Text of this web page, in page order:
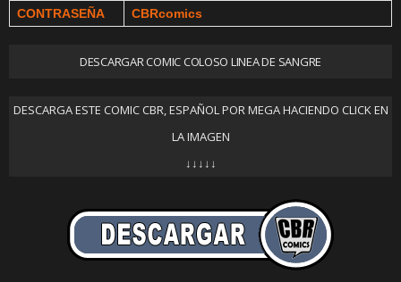
CONTRASEÑA
CBRcomics
DESCARGAR COMIC COLOSO LINEA DE SANGRE
DESCARGA ESTE COMIC CBR, ESPAÑOL POR MEGA HACIENDO CLICK EN
LA IMAGEN
↓↓↓↓↓